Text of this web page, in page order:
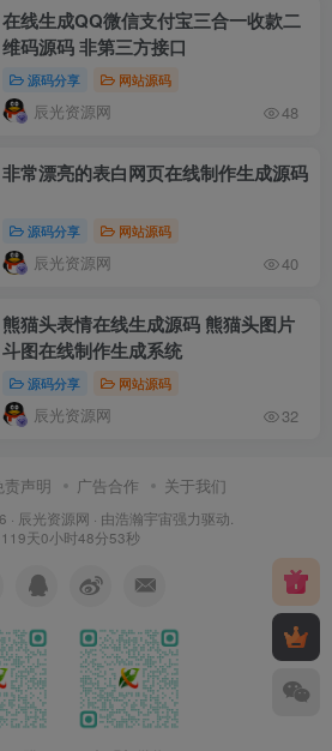
在线生成QQ微信支付宝三合一收款二
维码源码 非第三方接口
源码分享 网站源码
辰光资源网 48
非常漂亮的表白网页在线制作生成源码
源码分享 网站源码
辰光资源网 40
熊猫头表情在线生成源码 熊猫头图片
斗图在线制作生成系统
源码分享 网站源码
辰光资源网 32
责声明 广告合作 关于我们
· 辰光资源网 · 由浩瀚宇宙强力驱动.
天0小时48分54秒